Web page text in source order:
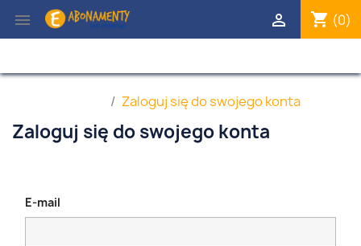
strona
zawiera
dostępu.
 shopping_cart (0)

Zaloguj się do swojego konta
Zaloguj się do swojego konta
E-mail